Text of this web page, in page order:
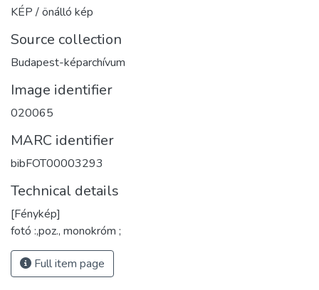
KÉP / önálló kép
Source collection
Budapest-képarchívum
Image identifier
020065
MARC identifier
bibFOT00003293
Technical details
[Fénykép]
fotó :,poz., monokróm ;
Full item page